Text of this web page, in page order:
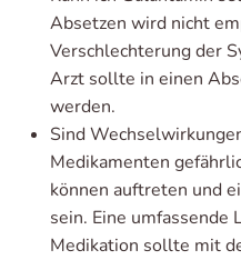
Absetzen wird nicht
Verschlechterung der
Arzt sollte in einen
werden.
Sind
Medikamenten
können auftreten und
sein. Eine umfassende
Medikation sollte mit